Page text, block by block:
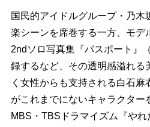
国民的アイドルグループ・乃木
楽シーンを席巻する一方、モデ
2ndソロ写真集『パスポート』
録するなど、その透明感溢れる
く女性からも支持される白石麻
がこれまでにないキャラクター
MBS・TBSドラマイズム『や